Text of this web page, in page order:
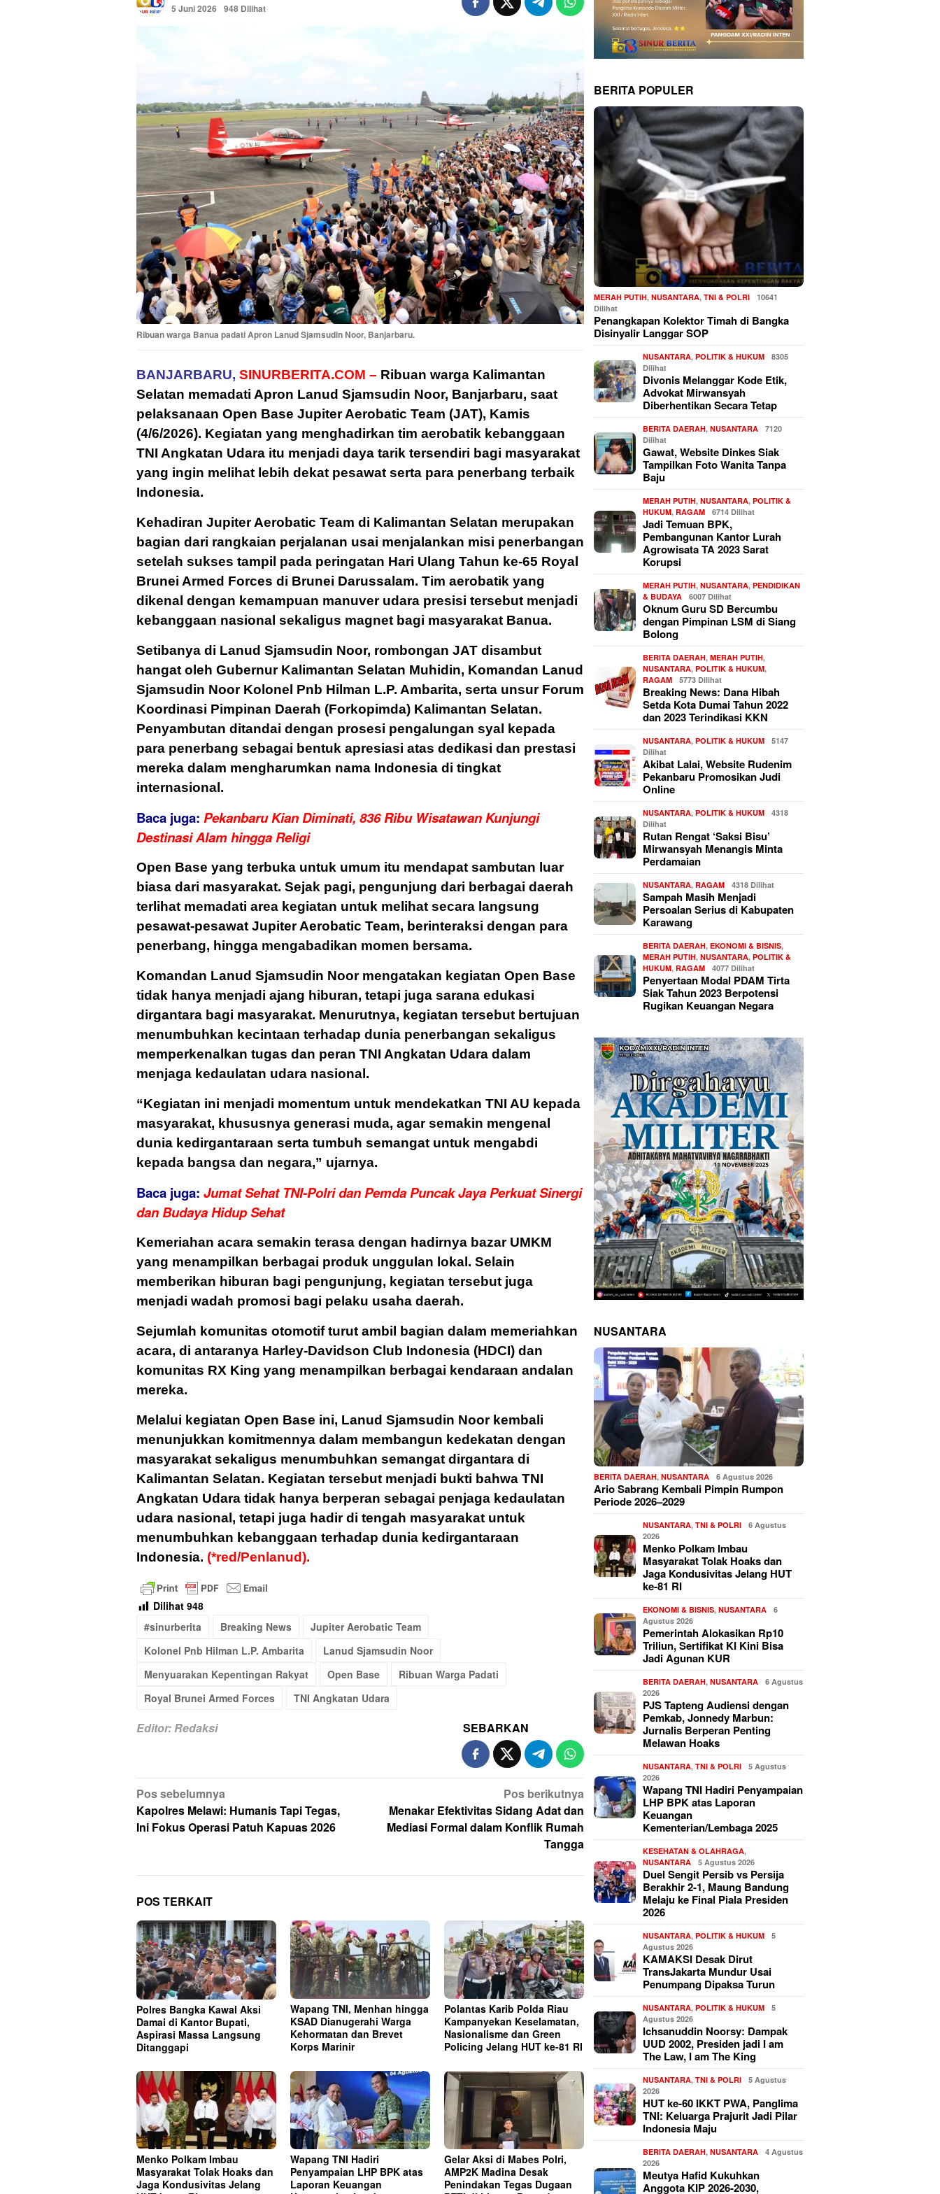
5 Juni 2026
948 Dilihat
Ribuan warga Banua padati Apron Lanud Sjamsudin Noor, Banjarbaru.
BANJARBARU, SINURBERITA.COM – Ribuan warga Kalimantan
Selatan memadati Apron Lanud Sjamsudin Noor, Banjarbaru, saat
pelaksanaan Open Base Jupiter Aerobatic Team (JAT), Kamis
(4/6/2026). Kegiatan yang menghadirkan tim aerobatik kebanggaan
TNI Angkatan Udara itu menjadi daya tarik tersendiri bagi masyarakat
yang ingin melihat lebih dekat pesawat serta para penerbang terbaik
Indonesia.
Kehadiran Jupiter Aerobatic Team di Kalimantan Selatan merupakan
bagian dari rangkaian perjalanan usai menjalankan misi penerbangan
setelah sukses tampil pada peringatan Hari Ulang Tahun ke-65 Royal
Brunei Armed Forces di Brunei Darussalam. Tim aerobatik yang
dikenal dengan kemampuan manuver udara presisi tersebut menjadi
kebanggaan nasional sekaligus magnet bagi masyarakat Banua.
Setibanya di Lanud Sjamsudin Noor, rombongan JAT disambut
hangat oleh Gubernur Kalimantan Selatan Muhidin, Komandan Lanud
Sjamsudin Noor Kolonel Pnb Hilman L.P. Ambarita, serta unsur Forum
Koordinasi Pimpinan Daerah (Forkopimda) Kalimantan Selatan.
Penyambutan ditandai dengan prosesi pengalungan syal kepada
para penerbang sebagai bentuk apresiasi atas dedikasi dan prestasi
mereka dalam mengharumkan nama Indonesia di tingkat
internasional.
Baca juga: Pekanbaru Kian Diminati, 836 Ribu Wisatawan Kunjungi
Destinasi Alam hingga Religi
Open Base yang terbuka untuk umum itu mendapat sambutan luar
biasa dari masyarakat. Sejak pagi, pengunjung dari berbagai daerah
terlihat memadati area kegiatan untuk melihat secara langsung
pesawat-pesawat Jupiter Aerobatic Team, berinteraksi dengan para
penerbang, hingga mengabadikan momen bersama.
Komandan Lanud Sjamsudin Noor mengatakan kegiatan Open Base
tidak hanya menjadi ajang hiburan, tetapi juga sarana edukasi
dirgantara bagi masyarakat. Menurutnya, kegiatan tersebut bertujuan
menumbuhkan kecintaan terhadap dunia penerbangan sekaligus
memperkenalkan tugas dan peran TNI Angkatan Udara dalam
menjaga kedaulatan udara nasional.
“Kegiatan ini menjadi momentum untuk mendekatkan TNI AU kepada
masyarakat, khususnya generasi muda, agar semakin mengenal
dunia kedirgantaraan serta tumbuh semangat untuk mengabdi
kepada bangsa dan negara,” ujarnya.
Baca juga: Jumat Sehat TNI-Polri dan Pemda Puncak Jaya Perkuat Sinergi
dan Budaya Hidup Sehat
Kemeriahan acara semakin terasa dengan hadirnya bazar UMKM
yang menampilkan berbagai produk unggulan lokal. Selain
memberikan hiburan bagi pengunjung, kegiatan tersebut juga
menjadi wadah promosi bagi pelaku usaha daerah.
Sejumlah komunitas otomotif turut ambil bagian dalam memeriahkan
acara, di antaranya Harley-Davidson Club Indonesia (HDCI) dan
komunitas RX King yang menampilkan berbagai kendaraan andalan
mereka.
Melalui kegiatan Open Base ini, Lanud Sjamsudin Noor kembali
menunjukkan komitmennya dalam membangun kedekatan dengan
masyarakat sekaligus menumbuhkan semangat dirgantara di
Kalimantan Selatan. Kegiatan tersebut menjadi bukti bahwa TNI
Angkatan Udara tidak hanya berperan sebagai penjaga kedaulatan
udara nasional, tetapi juga hadir di tengah masyarakat untuk
menumbuhkan kebanggaan terhadap dunia kedirgantaraan
Indonesia. (*red/Penlanud).
Dilihat 948
#sinurberita
Breaking News
Jupiter Aerobatic Team
Kolonel Pnb Hilman L.P. Ambarita
Lanud Sjamsudin Noor
Menyuarakan Kepentingan Rakyat
Open Base
Ribuan Warga Padati
Royal Brunei Armed Forces
TNI Angkatan Udara
Editor: Redaksi SEBARKAN
Navigasi
pos
Pos sebelumnya
Kapolres Melawi: Humanis Tapi Tegas,
Ini Fokus Operasi Patuh Kapuas 2026
Pos berikutnya
Menakar Efektivitas Sidang Adat dan
Mediasi Formal dalam Konflik Rumah
Tangga
POS TERKAIT
Polres Bangka Kawal Aksi
Damai di Kantor Bupati,
Aspirasi Massa Langsung
Ditanggapi
Wapang TNI, Menhan hingga
KSAD Dianugerahi Warga
Kehormatan dan Brevet
Korps Marinir
Polantas Karib Polda Riau
Kampanyekan Keselamatan,
Nasionalisme dan Green
Policing Jelang HUT ke-81 RI
Menko Polkam Imbau
Masyarakat Tolak Hoaks dan
Jaga Kondusivitas Jelang
Wapang TNI Hadiri
Penyampaian LHP BPK atas
Laporan Keuangan
Gelar Aksi di Mabes Polri,
AMP2K Madina Desak
Penindakan Tegas Dugaan
BERITA POPULER
MERAH PUTIH,NUSANTARA,TNI & POLRI
10641
Dilihat
Penangkapan Kolektor Timah di Bangka
Disinyalir Langgar SOP
NUSANTARA,POLITIK & HUKUM
8305
Dilihat
Divonis Melanggar Kode Etik,
Advokat Mirwansyah
Diberhentikan Secara Tetap
BERITA DAERAH,NUSANTARA
7120
Dilihat
Gawat, Website Dinkes Siak
Tampilkan Foto Wanita Tanpa
Baju
MERAH PUTIH,NUSANTARA,POLITIK &
HUKUM,RAGAM 6714 Dilihat
Jadi Temuan BPK,
Pembangunan Kantor Lurah
Agrowisata TA 2023 Sarat
Korupsi
MERAH PUTIH,NUSANTARA,PENDIDIKAN
& BUDAYA
6007 Dilihat
Oknum Guru SD Bercumbu
dengan Pimpinan LSM di Siang
Bolong
BERITA DAERAH,MERAH PUTIH,
NUSANTARA,POLITIK & HUKUM,
RAGAM
5773 Dilihat
Breaking News: Dana Hibah
Setda Kota Dumai Tahun 2022
dan 2023 Terindikasi KKN
NUSANTARA,POLITIK & HUKUM
5147
Dilihat
Akibat Lalai, Website Rudenim
Pekanbaru Promosikan Judi
Online
NUSANTARA,POLITIK & HUKUM
4318
Dilihat
Rutan Rengat ‘Saksi Bisu’
Mirwansyah Menangis Minta
Perdamaian
NUSANTARA,RAGAM 4318 Dilihat
Sampah Masih Menjadi
Persoalan Serius di Kabupaten
Karawang
BERITA DAERAH,EKONOMI & BISNIS,
MERAH PUTIH,NUSANTARA,POLITIK &
HUKUM,RAGAM 4077 Dilihat
Penyertaan Modal PDAM Tirta
Siak Tahun 2023 Berpotensi
Rugikan Keuangan Negara
NUSANTARA
BERITA DAERAH,NUSANTARA 6 Agustus 2026
Ario Sabrang Kembali Pimpin Rumpon
Periode 2026–2029
NUSANTARA,TNI & POLRI
6 Agustus
2026
Menko Polkam Imbau
Masyarakat Tolak Hoaks dan
Jaga Kondusivitas Jelang HUT
ke-81 RI
EKONOMI & BISNIS,NUSANTARA
6
Agustus 2026
Pemerintah Alokasikan Rp10
Triliun, Sertifikat KI Kini Bisa
Jadi Agunan KUR
BERITA DAERAH,NUSANTARA
6 Agustus
2026
PJS Tapteng Audiensi dengan
Pemkab, Jonnedy Marbun:
Jurnalis Berperan Penting
Melawan Hoaks
NUSANTARA,TNI & POLRI
5 Agustus
2026
Wapang TNI Hadiri Penyampaian
LHP BPK atas Laporan
Keuangan
Kementerian/Lembaga 2025
KESEHATAN & OLAHRAGA,
NUSANTARA
5 Agustus 2026
Duel Sengit Persib vs Persija
Berakhir 2-1, Maung Bandung
Melaju ke Final Piala Presiden
2026
NUSANTARA,POLITIK & HUKUM
5
Agustus 2026
KAMAKSI Desak Dirut
TransJakarta Mundur Usai
Penumpang Dipaksa Turun
NUSANTARA,POLITIK & HUKUM
5
Agustus 2026
Ichsanuddin Noorsy: Dampak
UUD 2002, Presiden jadi I am
The Law, I am The King
NUSANTARA,TNI & POLRI
5 Agustus
2026
HUT ke-60 IKKT PWA, Panglima
TNI: Keluarga Prajurit Jadi Pilar
Indonesia Maju
BERITA DAERAH,NUSANTARA
4 Agustus
2026
Meutya Hafid Kukuhkan
Anggota KIP 2026-2030,